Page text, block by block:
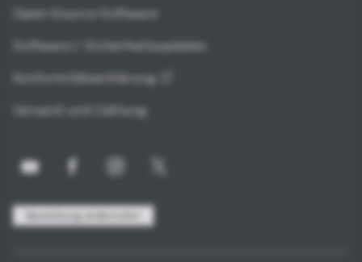
Open-Source-Software
Software-/ Sicherheitsupdates
Konformitätserklärung
Versand und Zahlung